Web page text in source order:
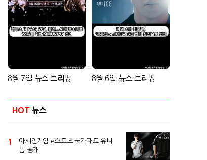
8월 7일 뉴스 브리핑 8월 6일 뉴스 브리핑
HOT 뉴스
1
아시안게임 e스포츠 국가대표 유니
폼 공개